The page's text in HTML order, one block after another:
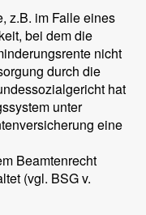
z.B. im Falle eines
bei dem die
nicht
durch die
hat
unter
eine
Beamtenrecht
(vgl. BSG v.